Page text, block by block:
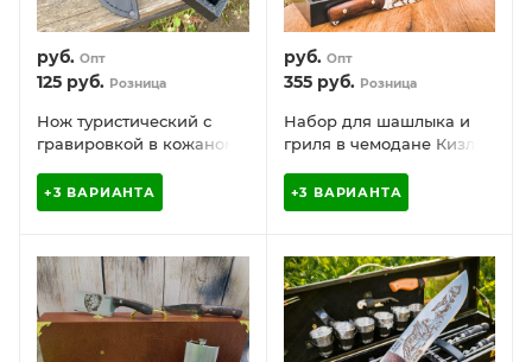
руб. Опт
125 руб. Розница
Нож туристический с
гравировкой в кожаном
+3 ВАРИАНТА
руб. Опт
355руб. Розница
Набор для шашлыка и
гриля в чемодане Кизляр
предметов
+3 ВАРИАНТА